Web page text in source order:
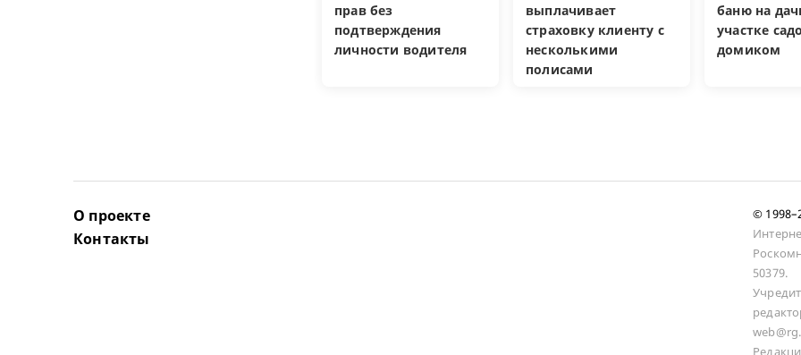
прав без
подтверждения
личности водителя
выплачивает
страховку клиенту с
несколькими
полисами
баню на
участке
домиком
О проекте
Контакты
©
50379.